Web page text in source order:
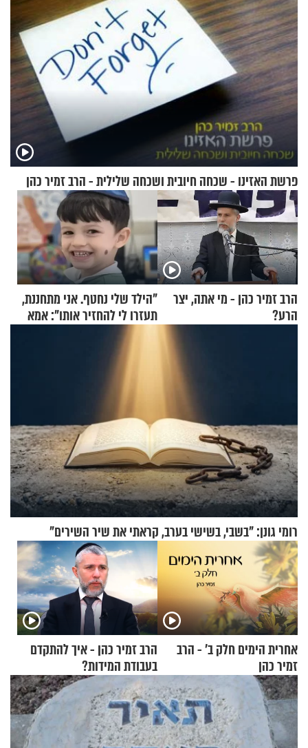
פרשת האזינו - שכחה חיובית ושכחה שלילית - הרב זמיר כהן
הרב זמיר כהן - מי אתה, יצר
הרע?
"הילד שלי נחטף. אני מתחננת,
תעזרו לי להחזיר אותו": אמא
של יובל בן ה-4 בריאיון דומע
רומי גונן: "בשבי, בשישי בערב, קראתי את שיר השירים"
אחרית הימים חלק ב’ - הרב
זמיר כהן
הרב זמיר כהן - איך להתקדם
בעבודת המידות?